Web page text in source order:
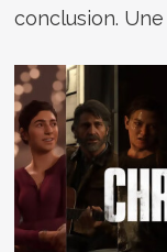
conclusion.